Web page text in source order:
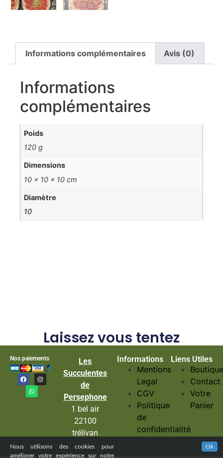
Informations complémentaires Avis (0)
Informations
complémentaires
Poids
120 g
Dimensions
10 × 10 × 10 cm
Diamètre
10
Laissez vous tentez
Nos paiements
Les
Succulentes
de
Persephone
1 bel air
22100
trélivan
Informations
Mentions
Legal
CGV
Politique
de
confidentialité
Liens Utiles
Contact
Votre
Panier
Nous utilisons des cookies pour
améliorer votre expérience sur notre
Ok